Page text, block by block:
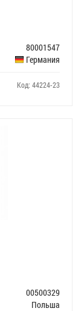
80001547
Германия
Код: 44224-23
00500329
Польша